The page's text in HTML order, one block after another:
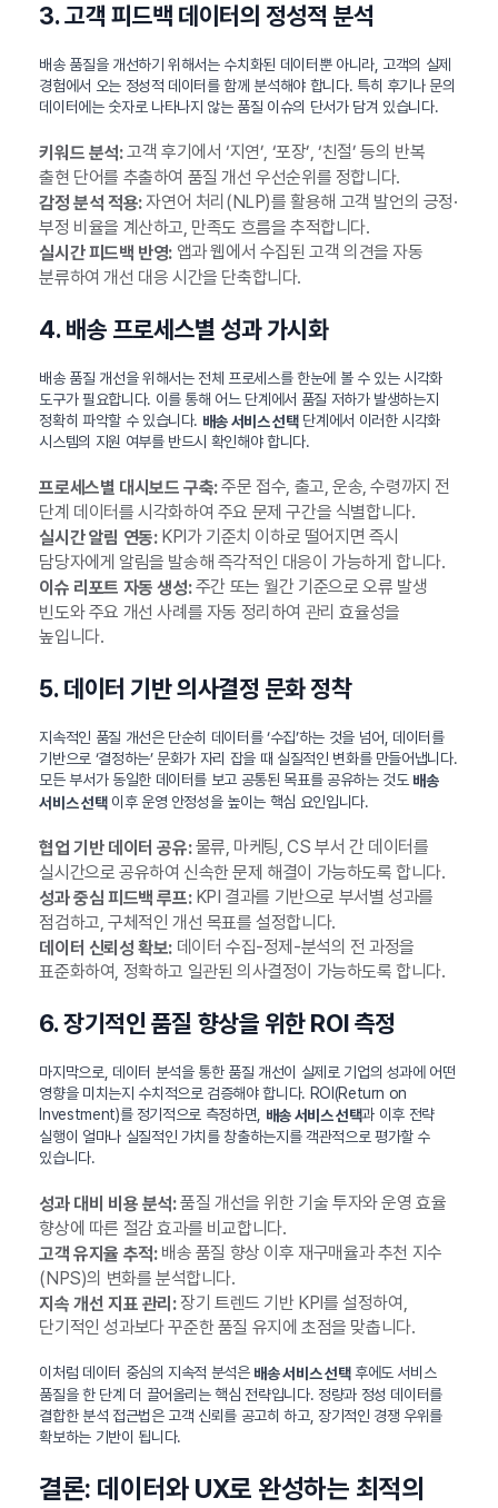
3. 고객 피드백 데이터의 정성적 분석
배송 품질을 개선하기 위해서는 수치화된 데이터뿐 아니라, 고객의 실제
경험에서 오는 정성적 데이터를 함께 분석해야 합니다. 특히 후기나 문의
데이터에는 숫자로 나타나지 않는 품질 이슈의 단서가 담겨 있습니다.
키워드 분석:고객 후기에서 ‘지연’, ‘포장’, ‘친절’ 등의 반복
출현 단어를 추출하여 품질 개선 우선순위를 정합니다.
감정 분석 적용:자연어 처리(NLP)를 활용해 고객 발언의 긍정·
부정 비율을 계산하고, 만족도 흐름을 추적합니다.
실시간 피드백 반영:앱과 웹에서 수집된 고객 의견을 자동
분류하여 개선 대응 시간을 단축합니다.
4. 배송 프로세스별 성과 가시화
배송 품질 개선을 위해서는 전체 프로세스를 한눈에 볼 수 있는 시각화
도구가 필요합니다. 이를 통해 어느 단계에서 품질 저하가 발생하는지
정확히 파악할 수 있습니다. 배송 서비스 선택단계에서 이러한 시각화
시스템의 지원 여부를 반드시 확인해야 합니다.
프로세스별 대시보드 구축:주문 접수, 출고, 운송, 수령까지 전
단계 데이터를 시각화하여 주요 문제 구간을 식별합니다.
실시간 알림 연동:KPI가 기준치 이하로 떨어지면 즉시
담당자에게 알림을 발송해 즉각적인 대응이 가능하게 합니다.
이슈 리포트 자동 생성:주간 또는 월간 기준으로 오류 발생
빈도와 주요 개선 사례를 자동 정리하여 관리 효율성을
높입니다.
5. 데이터 기반 의사결정 문화 정착
지속적인 품질 개선은 단순히 데이터를 ‘수집’하는 것을 넘어, 데이터를
기반으로 ‘결정하는’ 문화가 자리 잡을 때 실질적인 변화를 만들어냅니다.
모든 부서가 동일한 데이터를 보고 공통된 목표를 공유하는 것도 배송
서비스 선택이후 운영 안정성을 높이는 핵심 요인입니다.
협업 기반 데이터 공유:물류, 마케팅, CS 부서 간 데이터를
실시간으로 공유하여 신속한 문제 해결이 가능하도록 합니다.
성과 중심 피드백 루프:KPI 결과를 기반으로 부서별 성과를
점검하고, 구체적인 개선 목표를 설정합니다.
데이터 신뢰성 확보:데이터 수집-정제-분석의 전 과정을
표준화하여, 정확하고 일관된 의사결정이 가능하도록 합니다.
6. 장기적인 품질 향상을 위한 ROI 측정
마지막으로, 데이터 분석을 통한 품질 개선이 실제로 기업의 성과에 어떤
영향을 미치는지 수치적으로 검증해야 합니다. ROI(Return on
Investment)를 정기적으로 측정하면, 배송 서비스 선택과 이후 전략
실행이 얼마나 실질적인 가치를 창출하는지를 객관적으로 평가할 수
있습니다.
성과 대비 비용 분석:품질 개선을 위한 기술 투자와 운영 효율
향상에 따른 절감 효과를 비교합니다.
고객 유지율 추적:배송 품질 향상 이후 재구매율과 추천 지수
(NPS)의 변화를 분석합니다.
지속 개선 지표 관리:장기 트렌드 기반 KPI를 설정하여,
단기적인 성과보다 꾸준한 품질 유지에 초점을 맞춥니다.
이처럼 데이터 중심의 지속적 분석은 배송 서비스 선택후에도 서비스
품질을 한 단계 더 끌어올리는 핵심 전략입니다. 정량과 정성 데이터를
결합한 분석 접근법은 고객 신뢰를 공고히 하고, 장기적인 경쟁 우위를
확보하는 기반이 됩니다.
결론: 데이터와 UX로 완성하는 최적의